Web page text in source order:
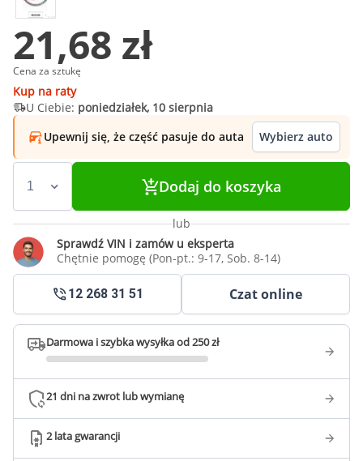
21,68 zł
Cena za sztukę
Kup na raty
U Ciebie: poniedziałek, 10 sierpnia
Upewnij się, że część pasuje do auta
Wybierz auto
Dodaj do koszyka
lub
Sprawdź VIN i zamów u eksperta
Chętnie pomogę (Pon-pt.: 9-17, Sob. 8-14)
12 268 31 51 Czat online
Darmowa i szybka wysyłka od 250 zł
21 dni na zwrot lub wymianę
2 lata gwarancji